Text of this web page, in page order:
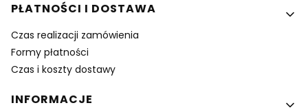
PŁATNOŚCI I DOSTAWA
Czas realizacji zamówienia
Formy płatności
Czas i koszty dostawy
INFORMACJE